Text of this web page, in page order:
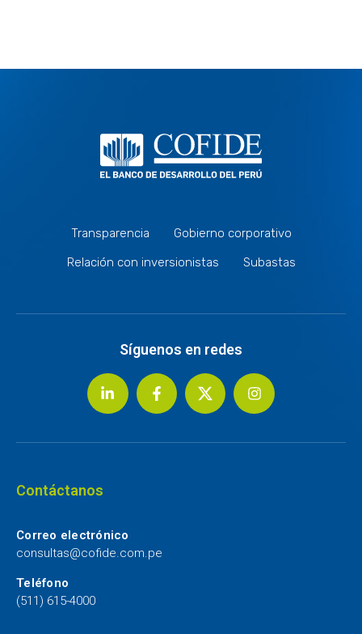
Transparencia
Gobierno corporativo
Relación con inversionistas
Subastas
Síguenos en redes
Contáctanos
Correo electrónico
consultas@cofide.com.pe
Teléfono
(511) 615-4000